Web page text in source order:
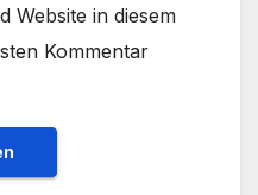
Website in diesem
Kommentar